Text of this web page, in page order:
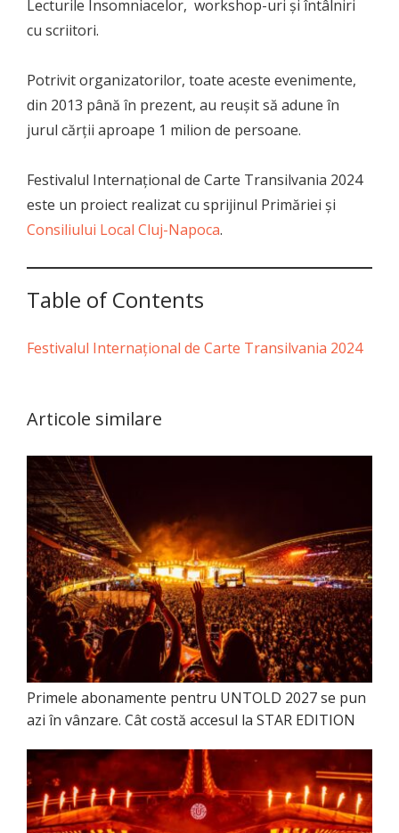
Lecturile Insomniacelor, workshop-uri și întâlniri
cu scriitori.
Potrivit organizatorilor, toate aceste evenimente,
din 2013 până în prezent, au reușit să adune în
jurul cărții aproape 1 milion de persoane.
Festivalul Internațional de Carte Transilvania 2024
este un proiect realizat cu sprijinul Primăriei și
Consiliului Local Cluj-Napoca.
Table of Contents
Festivalul Internațional de Carte Transilvania 2024
Articole similare
Primele abonamente pentru UNTOLD 2027 se pun
azi în vânzare. Cât costă accesul la STAR EDITION